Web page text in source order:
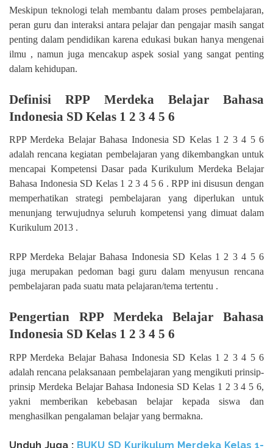
Meskipun teknologi telah membantu dalam proses pembelajaran,
peran guru dan interaksi antara pelajar dan pengajar masih sangat
penting dalam pendidikan karena edukasi bukan hanya mengenai
ilmu , namun juga mencakup aspek sosial yang sangat penting
dalam kehidupan.
Definisi RPP Merdeka Belajar Bahasa
Indonesia SD Kelas 1 2 3 4 5 6
RPP Merdeka Belajar Bahasa Indonesia SD Kelas 1 2 3 4 5 6
adalah rencana kegiatan pembelajaran yang dikembangkan untuk
mencapai Kompetensi Dasar pada Kurikulum Merdeka Belajar
Bahasa Indonesia SD Kelas 1 2 3 4 5 6 . RPP ini disusun dengan
memperhatikan strategi pembelajaran yang diperlukan untuk
menunjang terwujudnya seluruh kompetensi yang dimuat dalam
Kurikulum 2013 .
RPP Merdeka Belajar Bahasa Indonesia SD Kelas 1 2 3 4 5 6
juga merupakan pedoman bagi guru dalam menyusun rencana
pembelajaran pada suatu mata pelajaran/tema tertentu .
Pengertian RPP Merdeka Belajar Bahasa
Indonesia SD Kelas 1 2 3 4 5 6
RPP Merdeka Belajar Bahasa Indonesia SD Kelas 1 2 3 4 5 6
adalah rencana pelaksanaan pembelajaran yang mengikuti prinsip-
prinsip Merdeka Belajar Bahasa Indonesia SD Kelas 1 2 3 4 5 6,
yakni memberikan kebebasan belajar kepada siswa dan
menghasilkan pengalaman belajar yang bermakna.
Unduh Juga : BUKU SD Kurikulum Merdeka Kelas 1-